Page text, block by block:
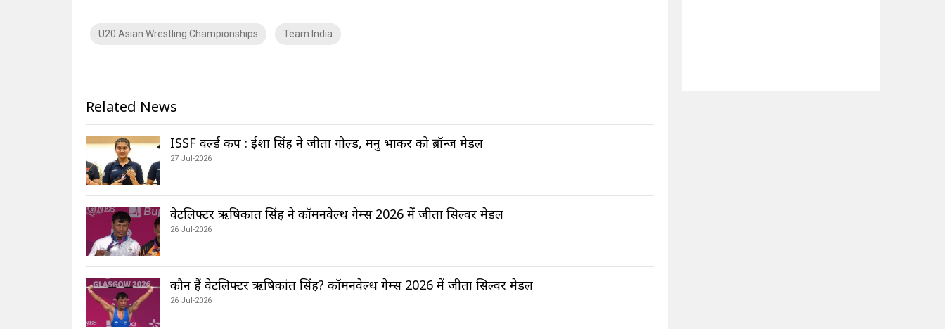
U20 Asian Wrestling Championships Team India
Related News
ISSF वर्ल्ड कप : ईशा सिंह ने जीता गोल्ड, मनु भाकर को ब्रॉन्ज मेडल
27 Jul-2026
वेटलिफ्टर ऋषिकांत सिंह ने कॉमनवेल्थ गेम्स 2026 में जीता सिल्वर मेडल
26 Jul-2026
कौन हैं वेटलिफ्टर ऋषिकांत सिंह? कॉमनवेल्थ गेम्स 2026 में जीता सिल्वर मेडल
26 Jul-2026